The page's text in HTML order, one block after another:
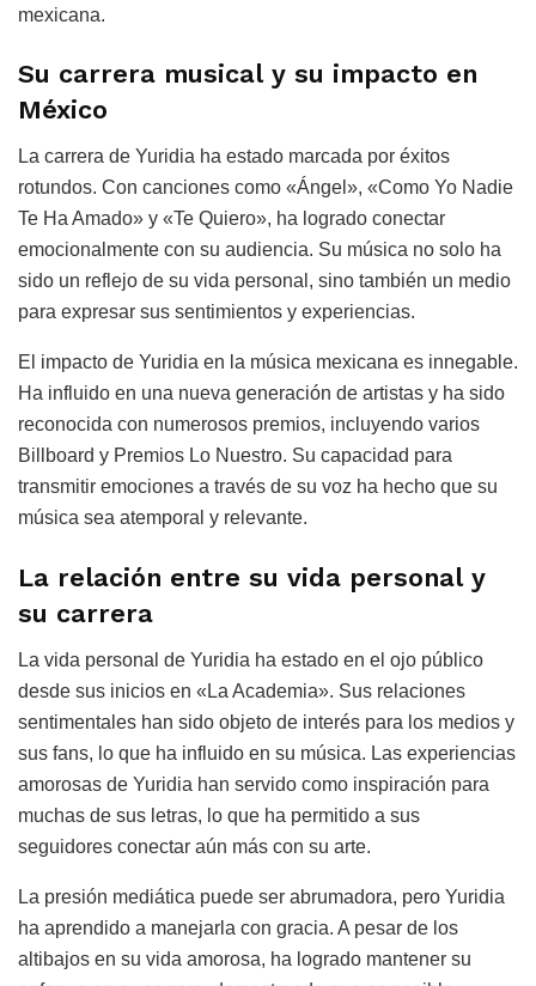
mexicana.
Su carrera musical y su impacto en
México
La carrera de Yuridia ha estado marcada por éxitos
rotundos. Con canciones como «Ángel», «Como Yo Nadie
Te Ha Amado» y «Te Quiero», ha logrado conectar
emocionalmente con su audiencia. Su música no solo ha
sido un reflejo de su vida personal, sino también un medio
para expresar sus sentimientos y experiencias.
El impacto de Yuridia en la música mexicana es innegable.
Ha influido en una nueva generación de artistas y ha sido
reconocida con numerosos premios, incluyendo varios
Billboard y Premios Lo Nuestro. Su capacidad para
transmitir emociones a través de su voz ha hecho que su
música sea atemporal y relevante.
La relación entre su vida personal y
su carrera
La vida personal de Yuridia ha estado en el ojo público
desde sus inicios en «La Academia». Sus relaciones
sentimentales han sido objeto de interés para los medios y
sus fans, lo que ha influido en su música. Las experiencias
amorosas de Yuridia han servido como inspiración para
muchas de sus letras, lo que ha permitido a sus
seguidores conectar aún más con su arte.
La presión mediática puede ser abrumadora, pero Yuridia
ha aprendido a manejarla con gracia. A pesar de los
altibajos en su vida amorosa, ha logrado mantener su